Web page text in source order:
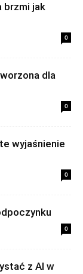
brzmi jak
0
dla
0
wyjaśnienie
0
0
z AI w